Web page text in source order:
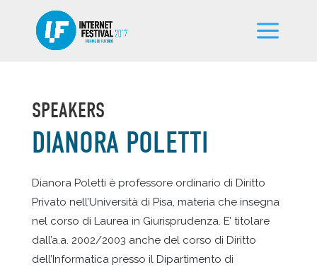
SPEAKERS
DIANORA POLETTI
Dianora Poletti è professore ordinario di Diritto
Privato nell’Università di Pisa, materia che insegna
nel corso di Laurea in Giurisprudenza. E’ titolare
dall’a.a. 2002/2003 anche del corso di Diritto
dell’Informatica presso il Dipartimento di